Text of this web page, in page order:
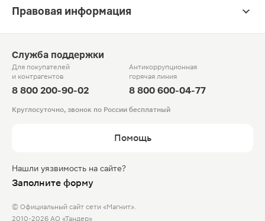
Правовая информация
Служба поддержки
Для покупателей
и контрагентов
8 800 200-90-02
Антикоррупционная
горячая линия
8 800 600-04-77
Круглосуточно, звонок по России бесплатный
Помощь
Нашли уязвимость на сайте?
Заполните форму
© Официальный сайт сети «Магнит».
2010-2026 АО «Тандер»